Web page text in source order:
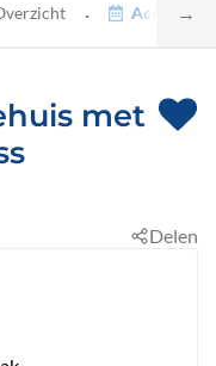
→
·
met
Delen